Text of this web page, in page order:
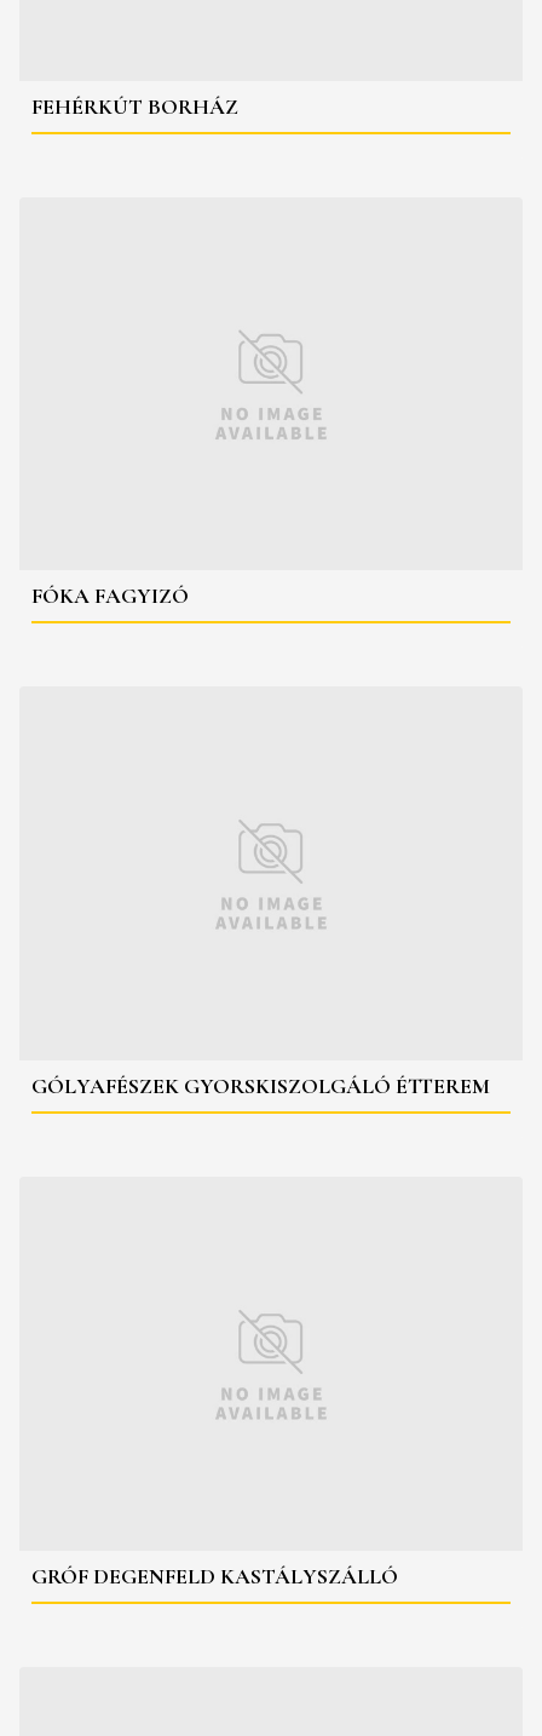
FEHÉRKÚT BORHÁZ
FÓKA FAGYIZÓ
GÓLYAFÉSZEK GYORSKISZOLGÁLÓ ÉTTEREM
GRÓF DEGENFELD KASTÁLYSZÁLLÓ